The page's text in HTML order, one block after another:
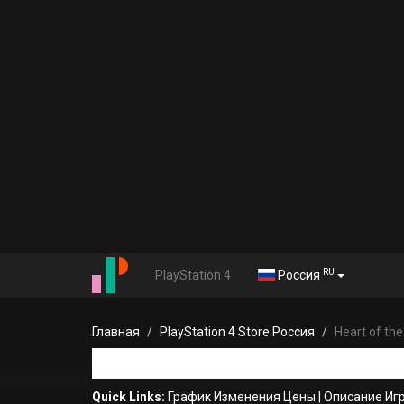
PlayStation 4 Россия RU
Главная PlayStation 4 Store Россия Heart of
Quick Links: График Изменения Цены Описание